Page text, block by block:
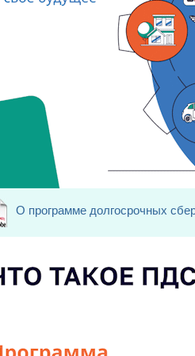
О программе долгосрочных